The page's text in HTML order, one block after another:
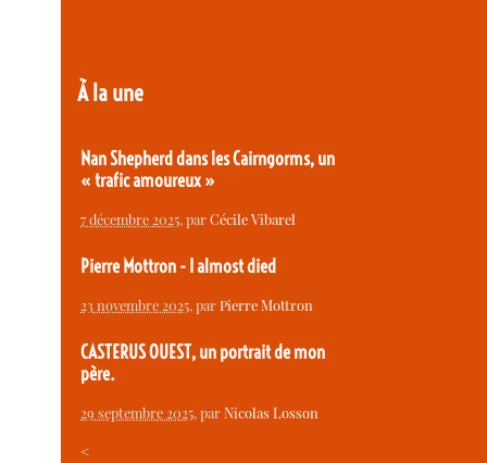
À la une
Nan Shepherd dans les Cairngorms, un
« trafic amoureux »
7 décembre 2025, parCécile Vibarel
Pierre Mottron - I almost died
23 novembre 2025, parPierre Mottron
CASTERUS OUEST, un portrait de mon
père.
29 septembre 2025, parNicolas Losson
<